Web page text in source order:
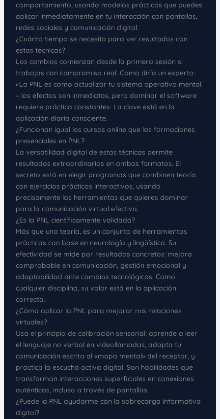
comportamiento, usando modelos prácticos que puedes
aplicar inmediatamente en tu interacción con pantallas,
redes sociales y comunicación digital.
¿Cuánto tiempo se necesita para ver resultados con
estas técnicas?
Los cambios comienzan desde la primera sesión si
trabajas con compromiso real. Como diría un experto:
«La PNL es como actualizar tu sistema operativo mental
– los efectos son inmediatos, pero dominar el software
requiere práctica constante». La clave está en la
aplicación diaria consciente.
¿Funcionan igual los cursos online que las formaciones
presenciales en PNL?
La versatilidad digital de estas técnicas permite
resultados extraordinarios en ambos formatos. El
secreto está en elegir programas que combinen teoría
con ejercicios prácticos interactivos, usando
precisamente las herramientas que quieres dominar
para la comunicación virtual efectiva.
¿Es la PNL científicamente validada?
Más que una teoría, es un conjunto de herramientas
prácticas con base en neurología y lingüística. Su
efectividad se mide por resultados concretos: mejora
comprobable en comunicación, gestión emocional y
adaptabilidad ante cambios tecnológicos. Como
cualquier disciplina, su valor está en la aplicación
correcta.
¿Cómo aplicar la PNL para mejorar mis relaciones
virtuales?
Usa el principio de calibración sensorial: aprende a leer
el lenguaje no verbal en videollamadas, adapta tu
comunicación escrita al «mapa mental» del receptor, y
practica la escucha activa digital. Son habilidades que
transforman interacciones superficiales en conexiones
auténticas, incluso a través de pantallas.
¿Puede la PNL ayudarme con la sobrecarga informativa
digital?